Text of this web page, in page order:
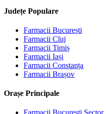
Județe Populare
Farmacii București
Farmacii Cluj
Farmacii Timiș
Farmacii Iași
Farmacii Constanța
Farmacii Brașov
Orașe Principale